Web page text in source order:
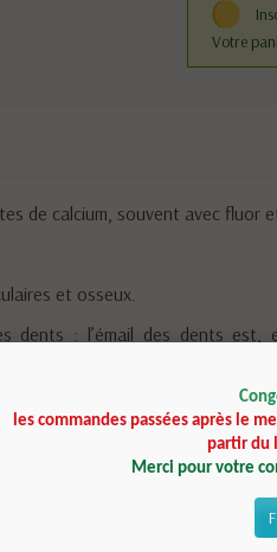
Votre
de calcium, souvent avec fluor
et osseux.
dents : l’émail des dents est,
ce sont des cristaux
les commandes passées après le
partir du
Merci pour votre